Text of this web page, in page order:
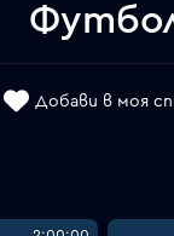
Добави в моя